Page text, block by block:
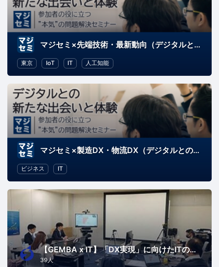
マジセミ×先端技術・最新動向（デジタルとの新たな出会いと体験）
東京 IoT IT 人工知能
マジセミ×製造DX・物流DX（デジタルとの新たな出会いと体験）
ビジネス IT
【GEMBA x IT】「DX実現」に向けたITの役割を考えるコミュニティ
39人